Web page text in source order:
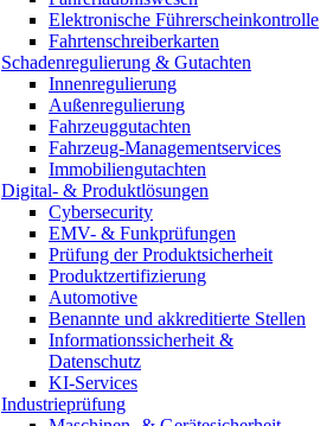
Elektronische Führerscheinkontrolle
Fahrtenschreiberkarten
Schadenregulierung & Gutachten
Innenregulierung
Außenregulierung
Fahrzeuggutachten
Fahrzeug-Managementservices
Immobiliengutachten
Digital- & Produktlösungen
Cybersecurity
EMV- & Funkprüfungen
Prüfung der Produktsicherheit
Produktzertifizierung
Automotive
Benannte und akkreditierte Stellen
Informationssicherheit &
Datenschutz
KI-Services
Industrieprüfung